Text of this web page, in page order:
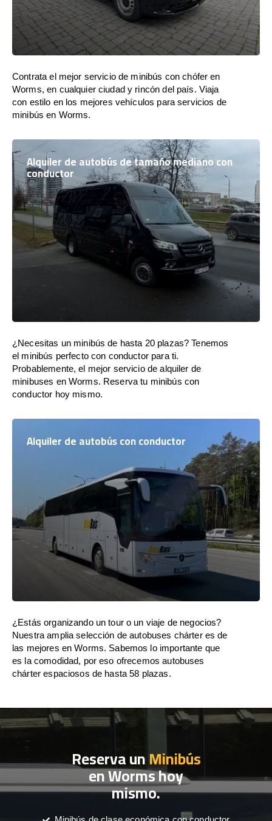
Contrata el mejor servicio de minibús con chófer en
Worms, en cualquier ciudad y rincón del país. Viaja
con estilo en los mejores vehículos para servicios de
minibús en Worms.
Alquiler de autobús de tamaño mediano con
conductor
¿Necesitas un minibús de hasta 20 plazas? Tenemos
el minibús perfecto con conductor para ti.
Probablemente, el mejor servicio de alquiler de
minibuses en Worms. Reserva tu minibús con
conductor hoy mismo.
Alquiler de autobús con conductor
¿Estás organizando un tour o un viaje de negocios?
Nuestra amplia selección de autobuses chárter es de
las mejores en Worms. Sabemos lo importante que
es la comodidad, por eso ofrecemos autobuses
chárter espaciosos de hasta 58 plazas.
Reserva unMinibús
en Worms hoy
mismo.